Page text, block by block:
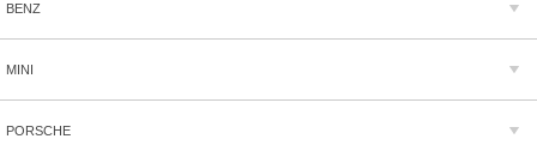
BENZ
MINI
PORSCHE